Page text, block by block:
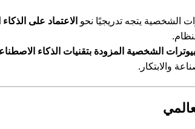
الشخصية يتجه تدريجيًا نحو الاعتماد على
الشخصية المزودة بتقنيات الذكاء الاصطناعي إلى 31% من إجمالي الشحنات
والابتكار.